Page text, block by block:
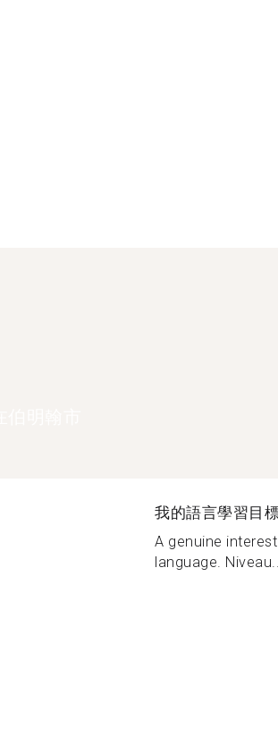
我的語言學習目
A genuine
language. Niveau...